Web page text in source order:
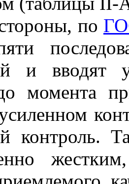
по
и вводят
момента
контроль.